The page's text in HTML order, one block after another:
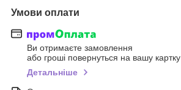
Умови оплати
Ви отримаєте замовлення
або гроші повернуться на вашу картку
Детальніше